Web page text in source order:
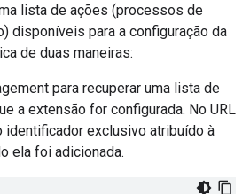
lista de ações (processos de
disponíveis para a configuração da
de duas maneiras:
para recuperar uma lista de
a extensão for configurada. No URL
identificador exclusivo atribuído à
ela foi adicionada.